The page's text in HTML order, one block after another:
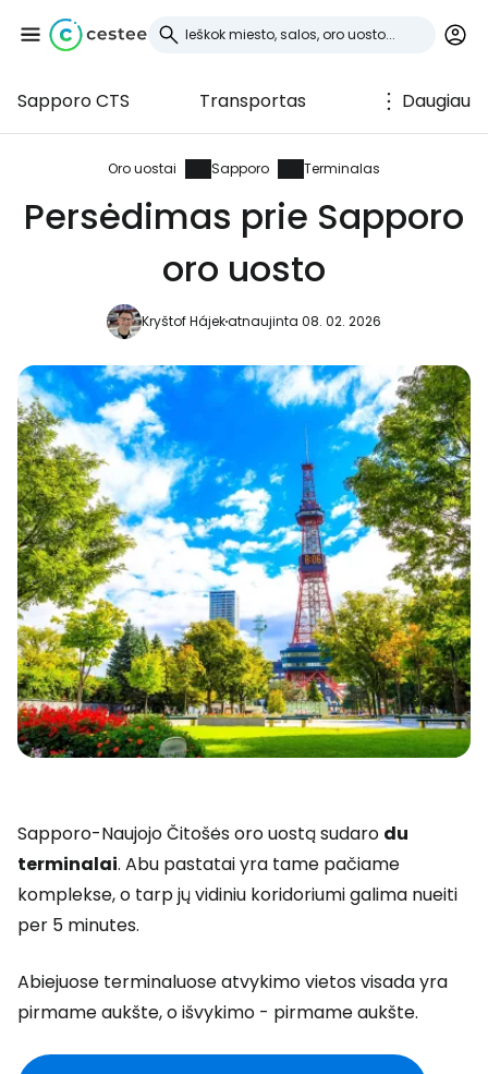
Sapporo CTS Transportas Daugiau
Oro uostai Sapporo Terminalas
Persėdimas prie Sapporo
oro uosto
Kryštof Hájekatnaujinta 08. 02. 2026
Sapporo-Naujojo Čitošės oro uostą sudaro du
terminalai. Abu pastatai yra tame pačiame
komplekse, o tarp jų vidiniu koridoriumi galima nueiti
per 5 minutes.
Abiejuose terminaluose atvykimo vietos visada yra
pirmame aukšte, o išvykimo - pirmame aukšte.
Prisijunkite prie
Cestee
... pasaulinė kelionių bendruomenė
Tęsti su Facebook
Tęsti el. paštu